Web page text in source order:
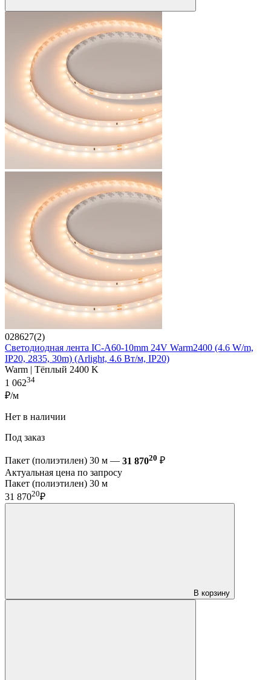
028627(2)
Светодиодная лента IC-A60-10mm 24V Warm2400 (4.6 W/m,
IP20, 2835, 30m) (Arlight, 4.6 Вт/м, IP20)
Warm | Тёплый 2400 K
1 06234
₽/м
Нет в наличии
Под заказ
Пакет (полиэтилен) 30 м — 31 87020 ₽
Актуальная цена по запросу
Пакет (полиэтилен) 30 м
31 87020₽
В корзину